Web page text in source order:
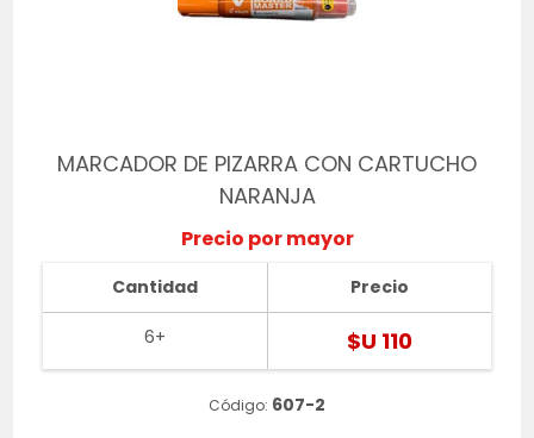
MARCADOR DE PIZARRA CON CARTUCHO
NARANJA
Precio por mayor
Cantidad
6+
Precio
$U 110
Código: 607-2